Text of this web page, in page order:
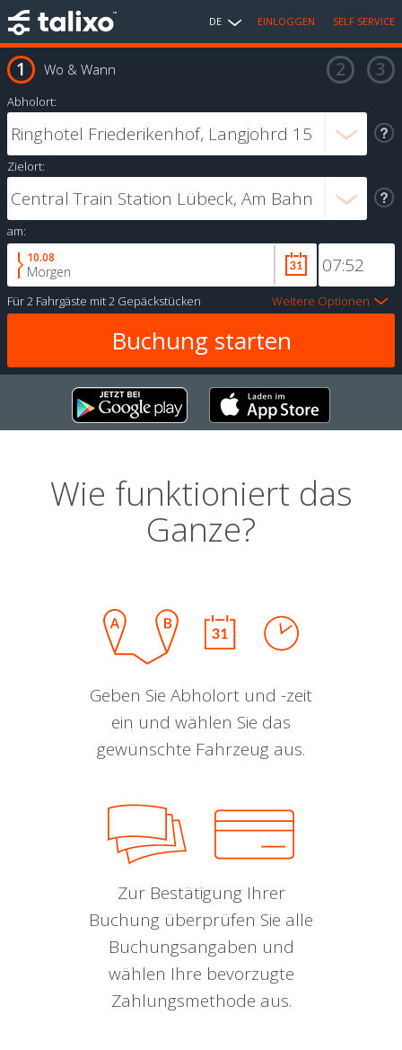
DE EINLOGGEN SELF SERVICE
Wo & Wann
Abholort:
Zielort:
am:
10.08
Morgen
Für2 Fahrgäste mit2 Gepäckstücken Weitere Optionen
Wie funktioniert das
Ganze?
Geben Sie Abholort und -zeit
ein und wählen Sie das
gewünschte Fahrzeug aus.
Zur Bestätigung Ihrer
Buchung überprüfen Sie alle
Buchungsangaben und
wählen Ihre bevorzugte
Zahlungsmethode aus.